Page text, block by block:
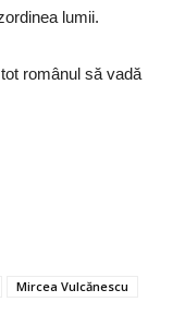
lumii.
românul să vadă
Mircea Vulcănescu